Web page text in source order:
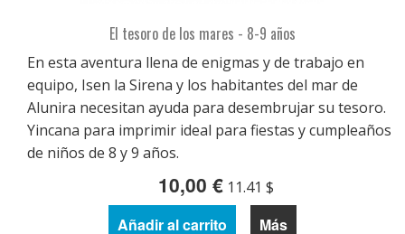
El tesoro de los mares - 8-9 años
En esta aventura llena de enigmas y de trabajo en
equipo, Isen la Sirena y los habitantes del mar de
Alunira necesitan ayuda para desembrujar su tesoro.
Yincana para imprimir ideal para fiestas y cumpleaños
de niños de 8 y 9 años.
10,00 € 11.41 $
Añadir al carrito Más